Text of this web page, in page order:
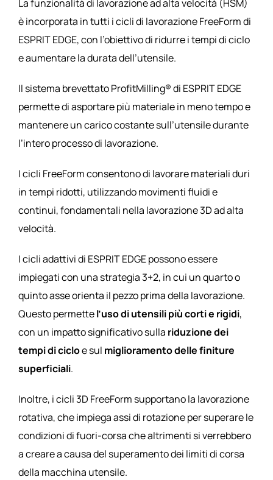
La funzionalità di lavorazione ad alta velocità (HSM)
è incorporata in tutti i cicli di lavorazione FreeForm di
ESPRIT EDGE, con l’obiettivo di ridurre i tempi di ciclo
e aumentare la durata dell’utensile.
Il sistema brevettato ProfitMilling® di ESPRIT EDGE
permette di asportare più materiale in meno tempo e
mantenere un carico costante sull’utensile durante
l’intero processo di lavorazione.
I cicli FreeForm consentono di lavorare materiali duri
in tempi ridotti, utilizzando movimenti fluidi e
continui, fondamentali nella lavorazione 3D ad alta
velocità.
I cicli adattivi di ESPRIT EDGE possono essere
impiegati con una strategia 3+2, in cui un quarto o
quinto asse orienta il pezzo prima della lavorazione.
Questo permettel’uso di utensili più corti e rigidi,
con un impatto significativo sulla riduzione dei
tempi di cicloe sul miglioramento delle finiture
superficiali.
Inoltre, i cicli 3D FreeForm supportano la lavorazione
rotativa, che impiega assi di rotazione per superare le
condizioni di fuori-corsa che altrimenti si verrebbero
a creare a causa del superamento dei limiti di corsa
della macchina utensile.